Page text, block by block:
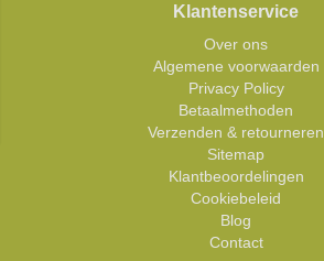
Klantenservice
Over ons
Algemene voorwaarden
Privacy Policy
Betaalmethoden
Verzenden & retourneren
Sitemap
Klantbeoordelingen
Cookiebeleid
Blog
Contact